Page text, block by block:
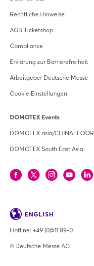
Rechtliche Hinweise
AGB Ticketshop
Compliance
Erklärung zur Barrierefreiheit
Arbeitgeber Deutsche Messe
Cookie Einstellungen
DOMOTEX Events
DOMOTEX asia/CHINAFLOOR
DOMOTEX South East Asia
ENGLISH
Hotline: +49 (0)511 89-0
© Deutsche Messe AG